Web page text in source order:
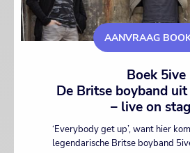
AANVRAAG
Boek 5ive
De Britse boyband
– live on
‘Everybody get up’, want hier
legendarische Britse boyband